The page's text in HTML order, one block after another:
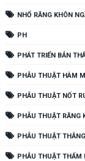
NHỔ RĂNG KHÔN
PH
PHÁT TRIỂN BẢN
PHẪU THUẬT HÀM
PHẪU THUẬT NỐT
PHẪU THUẬT RĂNG
PHẪU THUẬT
PHẪU THUẬT THẨM